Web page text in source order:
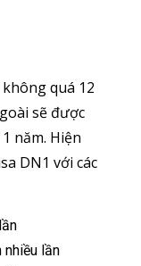
quá 12
sẽ được
năm. Hiện
DN1 với các
nhiều lần